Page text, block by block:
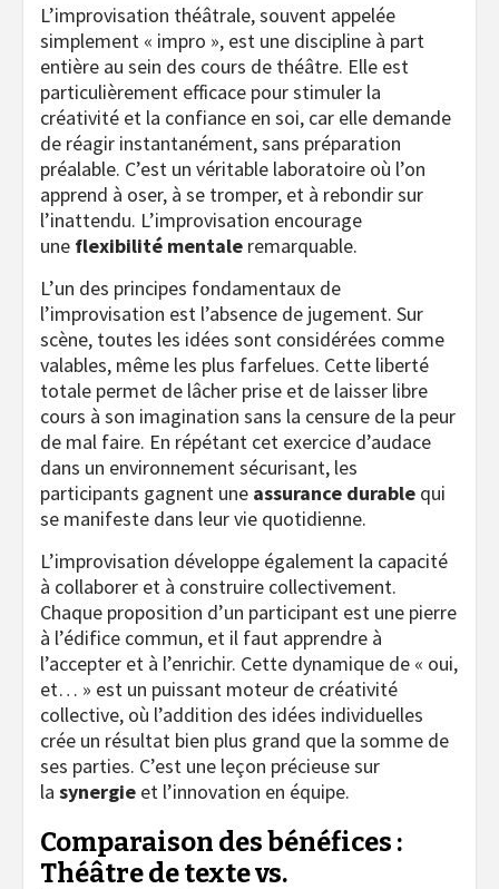
L’improvisation théâtrale, souvent appelée
simplement « impro », est une discipline à part
entière au sein des cours de théâtre. Elle est
particulièrement efficace pour stimuler la
créativité et la confiance en soi, car elle demande
de réagir instantanément, sans préparation
préalable. C’est un véritable laboratoire où l’on
apprend à oser, à se tromper, et à rebondir sur
l’inattendu. L’improvisation encourage
une flexibilité mentale remarquable.
L’un des principes fondamentaux de
l’improvisation est l’absence de jugement. Sur
scène, toutes les idées sont considérées comme
valables, même les plus farfelues. Cette liberté
totale permet de lâcher prise et de laisser libre
cours à son imagination sans la censure de la peur
de mal faire. En répétant cet exercice d’audace
dans un environnement sécurisant, les
participants gagnent une assurance durable qui
se manifeste dans leur vie quotidienne.
L’improvisation développe également la capacité
à collaborer et à construire collectivement.
Chaque proposition d’un participant est une pierre
à l’édifice commun, et il faut apprendre à
l’accepter et à l’enrichir. Cette dynamique de « oui,
et… » est un puissant moteur de créativité
collective, où l’addition des idées individuelles
crée un résultat bien plus grand que la somme de
ses parties. C’est une leçon précieuse sur
la synergie et l’innovation en équipe.
Comparaison des bénéfices :
Théâtre de texte vs.